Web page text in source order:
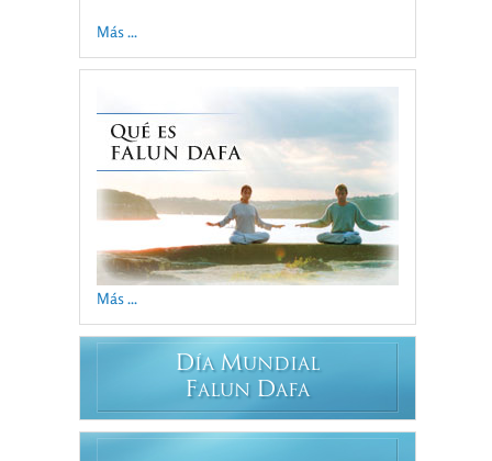
Más ...
Más ...
DÍA MUNDIAL
FALUN DAFA